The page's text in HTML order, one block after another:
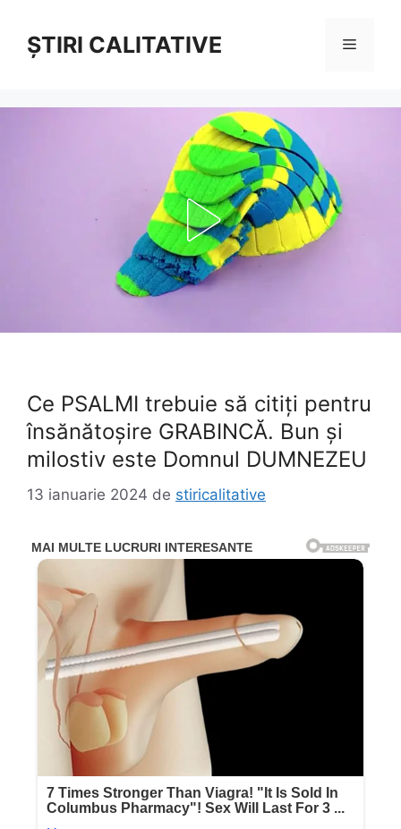
conținutȘTIRI CALITATIVE Meniu
Ce PSALMI trebuie să citiți pentru
însănătoșire GRABINCĂ. Bun și
milostiv este Domnul DUMNEZEU
13 ianuarie 2024 de stiricalitative